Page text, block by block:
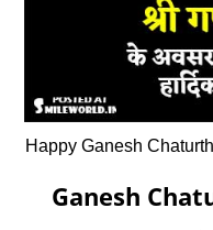
Happy Ganesh
Ganesh